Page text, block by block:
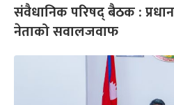
संवैधानिक परिषद् बैठक :
नेताको सवालजवाफ